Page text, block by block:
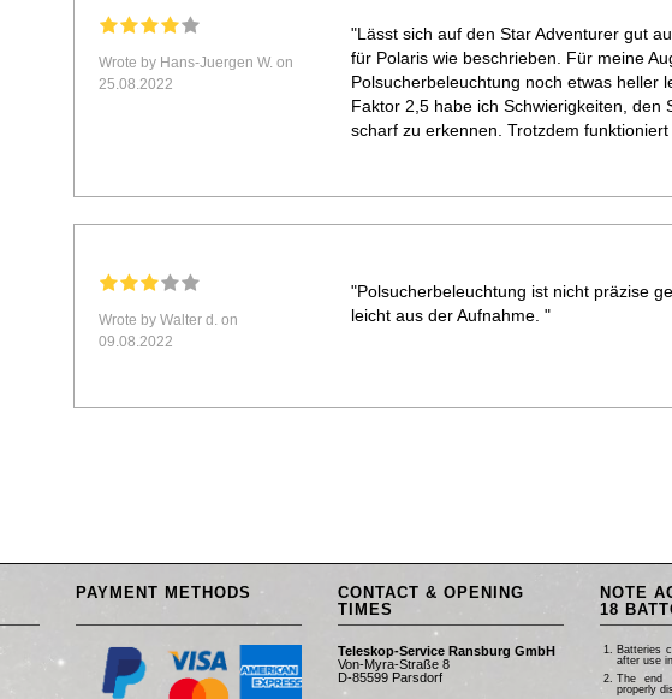
Wrote by Hans-Juergen W. on
25.08.2022
"Lässt sich auf den Star Adventurer gut
für Polaris wie beschrieben. Für meine
Polsucherbeleuchtung noch etwas heller
Faktor 2,5 habe ich Schwierigkeiten, den
scharf zu erkennen. Trotzdem
Wrote by Walter d. on
09.08.2022
"Polsucherbeleuchtung ist nicht präzise
leicht aus der Aufnahme. "
PAYMENT METHODS
CONTACT & OPENING
TIMES
Teleskop-Service Ransburg GmbH
Von-Myra-Straße 8
D-85599 Parsdorf
NOTE
18
Batteries
after use
The end
properly